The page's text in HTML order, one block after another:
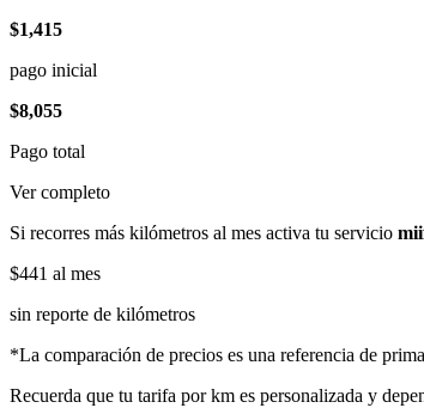
$1,415
pago inicial
$8,055
Pago total
Ver completo
Si recorres más kilómetros al mes activa tu servicio
$441 al mes
sin reporte de kilómetros
*La comparación de precios es una referencia de
Recuerda que tu tarifa por km es personalizada y